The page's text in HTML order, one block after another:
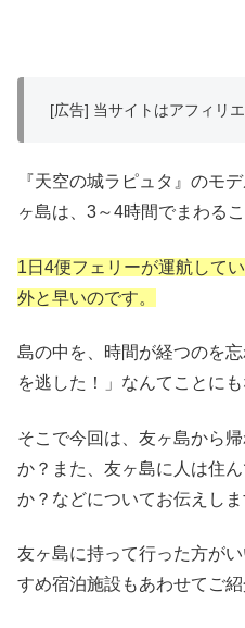
[広告] 当サイトはアフィリ
『天空の城ラピュタ』のモ
ヶ島は、3～4時間でまわる
1日4便フェリーが運航して
外と早いのです。
島の中を、時間が経つのを
を逃した！」なんてことにも
そこで今回は、友ヶ島から
か？また、友ヶ島に人は住
か？などについてお伝えしま
友ヶ島に持って行った方が
すめ宿泊施設もあわせてご紹